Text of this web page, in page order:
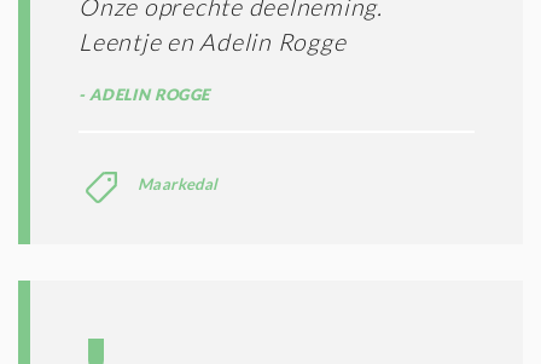
Onze oprechte deelneming.
Leentje en Adelin Rogge
ADELIN ROGGE
Maarkedal